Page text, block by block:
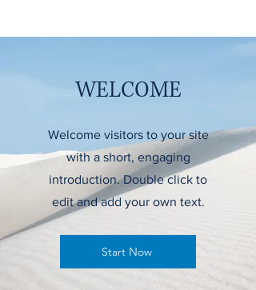
WELCOME
Welcome visitors to your site
with a short, engaging
introduction. Double click to
edit and add your own text.
Start Now